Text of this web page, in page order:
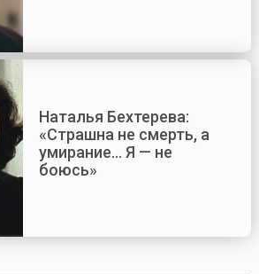
Наталья Бехтерева:
«Страшна не смерть, а
умирание... Я — не
боюсь»